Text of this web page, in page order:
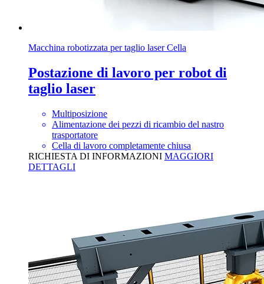
Macchina robotizzata per taglio laser Cella
Postazione di lavoro per robot di
taglio laser
Multiposizione
Alimentazione dei pezzi di ricambio del nastro
trasportatore
Cella di lavoro completamente chiusa
RICHIESTA DI INFORMAZIONI MAGGIORI
DETTAGLI